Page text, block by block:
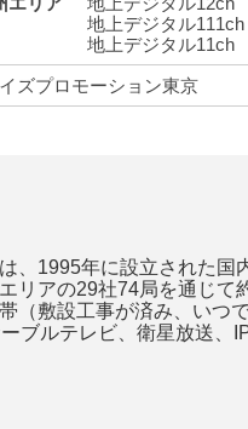
地上デジタル111ch
地上デジタル11ch
プロモーション東京
1995年に設立された国
リアの29社74局を通じ
（敷設工事が済み、い
ブルテレビ、衛星放送